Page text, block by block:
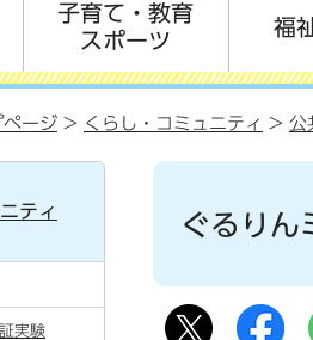
子育て・教育
スポーツ
福
ページ > くらし・コミュニティ > 公
ぐるりん
ティ
実験